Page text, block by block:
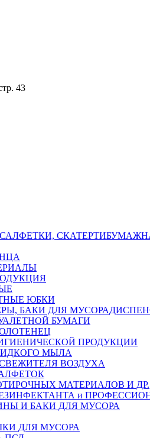
43
СКАТЕРТИ
ЮБКИ
БАКИ ДЛЯ МУСОРА
БУМАГИ
ПРОДУКЦИИ
МЫЛА
ВОЗДУХА
МАТЕРИАЛОВ И ДР.
и
И БАКИ ДЛЯ МУСОРА
ДЛЯ МУСОРА